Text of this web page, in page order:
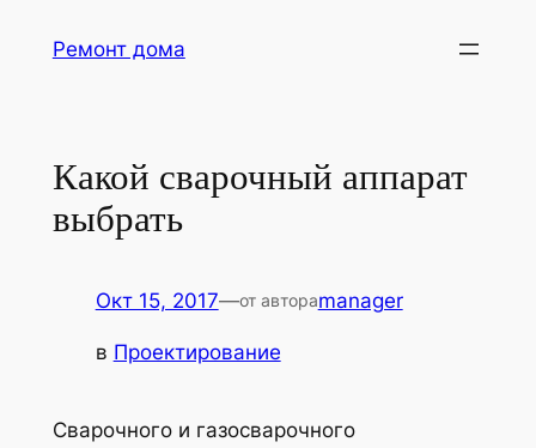
Ремонт дома
Какой сварочный аппарат
выбрать
Окт 15, 2017—от автораmanager
в Проектирование
Сварочного и газосварочного